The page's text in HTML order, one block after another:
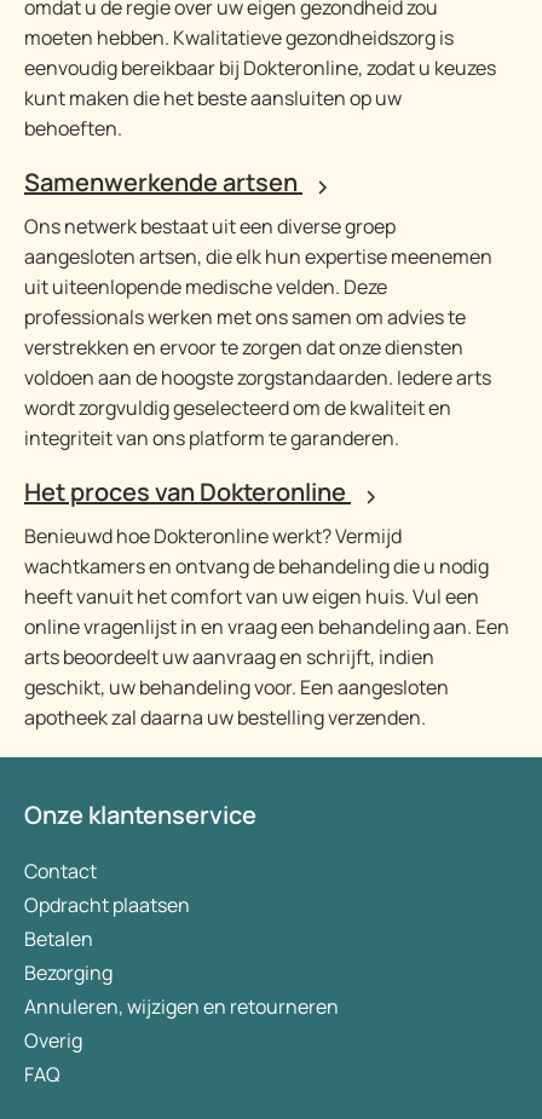
omdat u de regie over uw eigen gezondheid zou
moeten hebben. Kwalitatieve gezondheidszorg is
eenvoudig bereikbaar bij Dokteronline, zodat u keuzes
kunt maken die het beste aansluiten op uw
behoeften.
Samenwerkende artsen
Ons netwerk bestaat uit een diverse groep
aangesloten artsen, die elk hun expertise meenemen
uit uiteenlopende medische velden. Deze
professionals werken met ons samen om advies te
verstrekken en ervoor te zorgen dat onze diensten
voldoen aan de hoogste zorgstandaarden. Iedere arts
wordt zorgvuldig geselecteerd om de kwaliteit en
integriteit van ons platform te garanderen.
Het proces van Dokteronline
Benieuwd hoe Dokteronline werkt? Vermijd
wachtkamers en ontvang de behandeling die u nodig
heeft vanuit het comfort van uw eigen huis. Vul een
online vragenlijst in en vraag een behandeling aan. Een
arts beoordeelt uw aanvraag en schrijft, indien
geschikt, uw behandeling voor. Een aangesloten
apotheek zal daarna uw bestelling verzenden.
Onze klantenservice
Contact
Opdracht plaatsen
Betalen
Bezorging
Annuleren, wijzigen en retourneren
Overig
FAQ